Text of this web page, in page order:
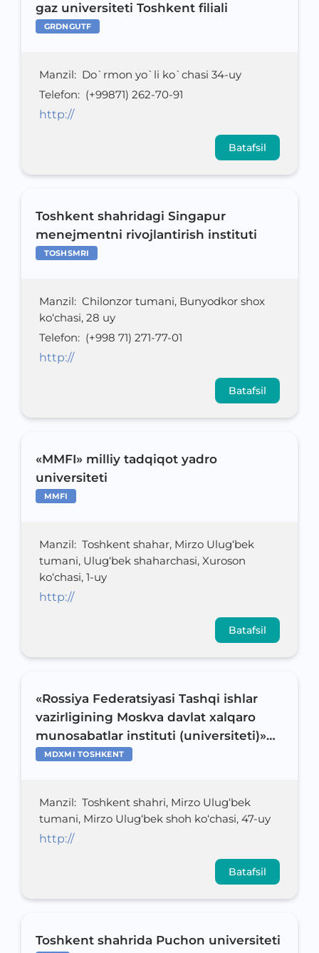
gaz universiteti Toshkent filiali
GRDNGUTF
Manzil: Do`rmon yo`li ko`chasi 34-uy
Telefon: (+99871) 262-70-91
http://
Batafsil
Toshkent shahridagi Singapur
menejmentni rivojlantirish instituti
TOSHSMRI
Manzil: Chilonzor tumani, Bunyodkor shox
ko‘chasi, 28 uy
Telefon: (+998 71) 271-77-01
http://
Batafsil
«MMFI» milliy tadqiqot yadro
universiteti
MMFI
Manzil: Toshkent shahar, Mirzo Ulug‘bek
tumani, Ulug‘bek shaharchasi, Xuroson
ko‘chasi, 1-uy
http://
Batafsil
«Rossiya Federatsiyasi Tashqi ishlar
vazirligining Moskva davlat xalqaro
munosabatlar instituti (universiteti)»
Federal davlat avtonom oliy ta’lim
MDXMI TOSHKENT
Manzil: Toshkent shahri, Mirzo Ulug‘bek
tumani, Mirzo Ulug‘bek shoh ko‘chasi, 47-uy
http://
Batafsil
Toshkent shahrida Puchon universiteti